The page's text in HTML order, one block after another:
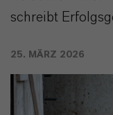
schreibt
25. MÄRZ 2026